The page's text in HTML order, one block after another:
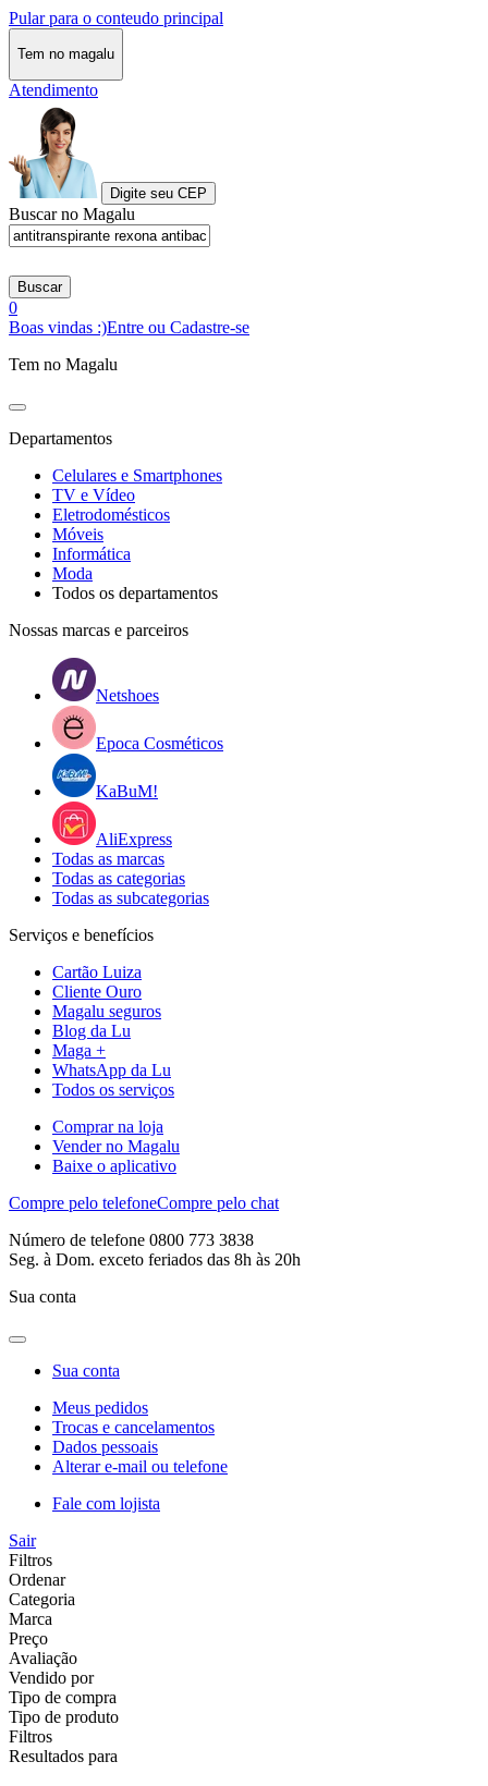
Pular para o conteudo principal
Tem no magalu
Atendimento
Digite seu CEP
Buscar no Magalu
Buscar
0
Boas vindas :)Entre ou Cadastre-se
Tem no Magalu
Departamentos
Celulares e Smartphones
TV e Vídeo
Eletrodomésticos
Móveis
Informática
Moda
Todos os departamentos
Nossas marcas e parceiros
Netshoes
Epoca Cosméticos
KaBuM!
AliExpress
Todas as marcas
Todas as categorias
Todas as subcategorias
Serviços e benefícios
Cartão Luiza
Cliente Ouro
Magalu seguros
Blog da Lu
Maga +
WhatsApp da Lu
Todos os serviços
Comprar na loja
Vender no Magalu
Baixe o aplicativo
Compre pelo telefoneCompre pelo chat
Número de telefone 0800 773 3838
Seg. à Dom. exceto feriados das 8h às 20h
Sua conta
Sua conta
Meus pedidos
Trocas e cancelamentos
Dados pessoais
Alterar e-mail ou telefone
Fale com lojista
Sair
Filtros
Ordenar
Categoria
Marca
Preço
Avaliação
Vendido por
Tipo de compra
Tipo de produto
Filtros
Resultados para